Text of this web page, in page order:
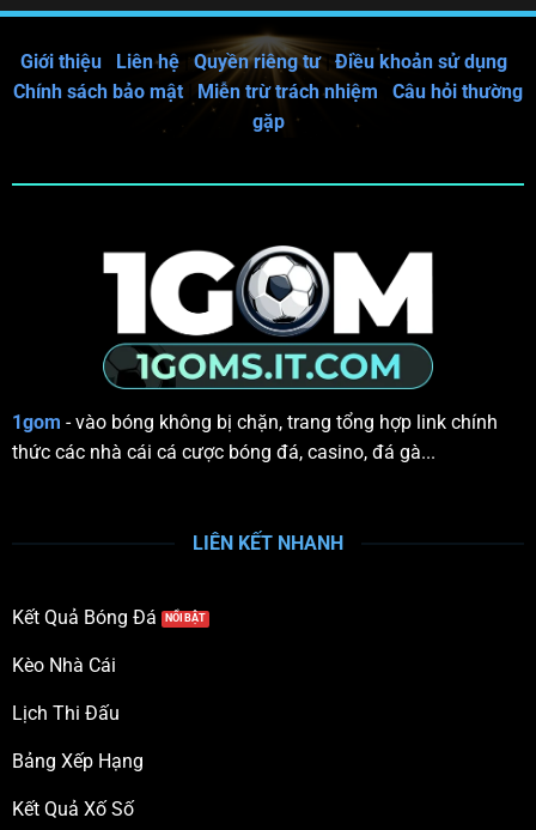
Giới thiệu| Liên hệ| Quyền riêng tư| Điều khoản sử dụng|
Chính sách bảo mật
Miễn trừ trách nhiệm
Câu hỏi thường
gặp
1gom - vào bóng không bị chặn, trang tổng hợp link chính
thức các nhà cái cá cược bóng đá, casino, đá gà...
LIÊN KẾT NHANH
Kết Quả Bóng Đá
Kèo Nhà Cái
Lịch Thi Đấu
Bảng Xếp Hạng
Kết Quả Xố Số